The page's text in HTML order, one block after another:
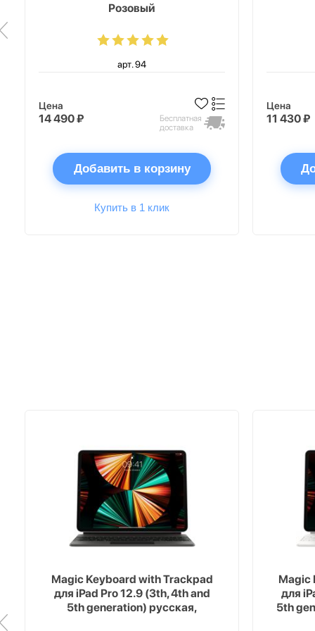
Розовый
арт. 94
Цена
14 490 ₽
Бесплатная
доставка
Добавить в корзину
Купить в 1 клик
Цена
11 430 ₽
Magic Keyboard with Trackpad
для iPad Pro 12.9 (3th, 4th and
5th generation) русская,
Magic
для
5th